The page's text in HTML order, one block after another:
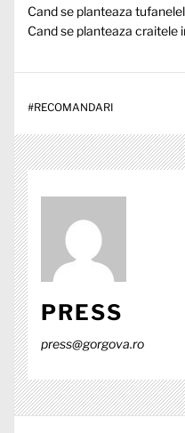
Cand se planteaza
Cand se planteaza craitele
#RECOMANDARI
PRESS
press@gorgova.ro